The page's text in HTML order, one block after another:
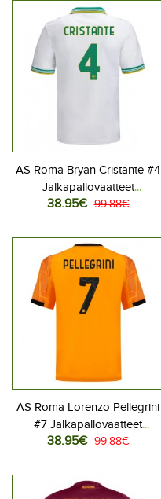
AS Roma Bryan Cristante #4
Jalkapallovaatteet
Kolmaspaita 2025-26
38.95€ 99.88€
AS Roma Lorenzo Pellegrini
#7 Jalkapallovaatteet
Vieraspaita 2025-26
38.95€ 99.88€